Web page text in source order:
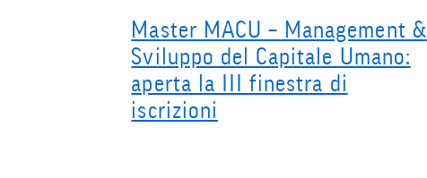
Master MACU – Management &
Sviluppo del Capitale Umano:
aperta la III finestra di
iscrizioni